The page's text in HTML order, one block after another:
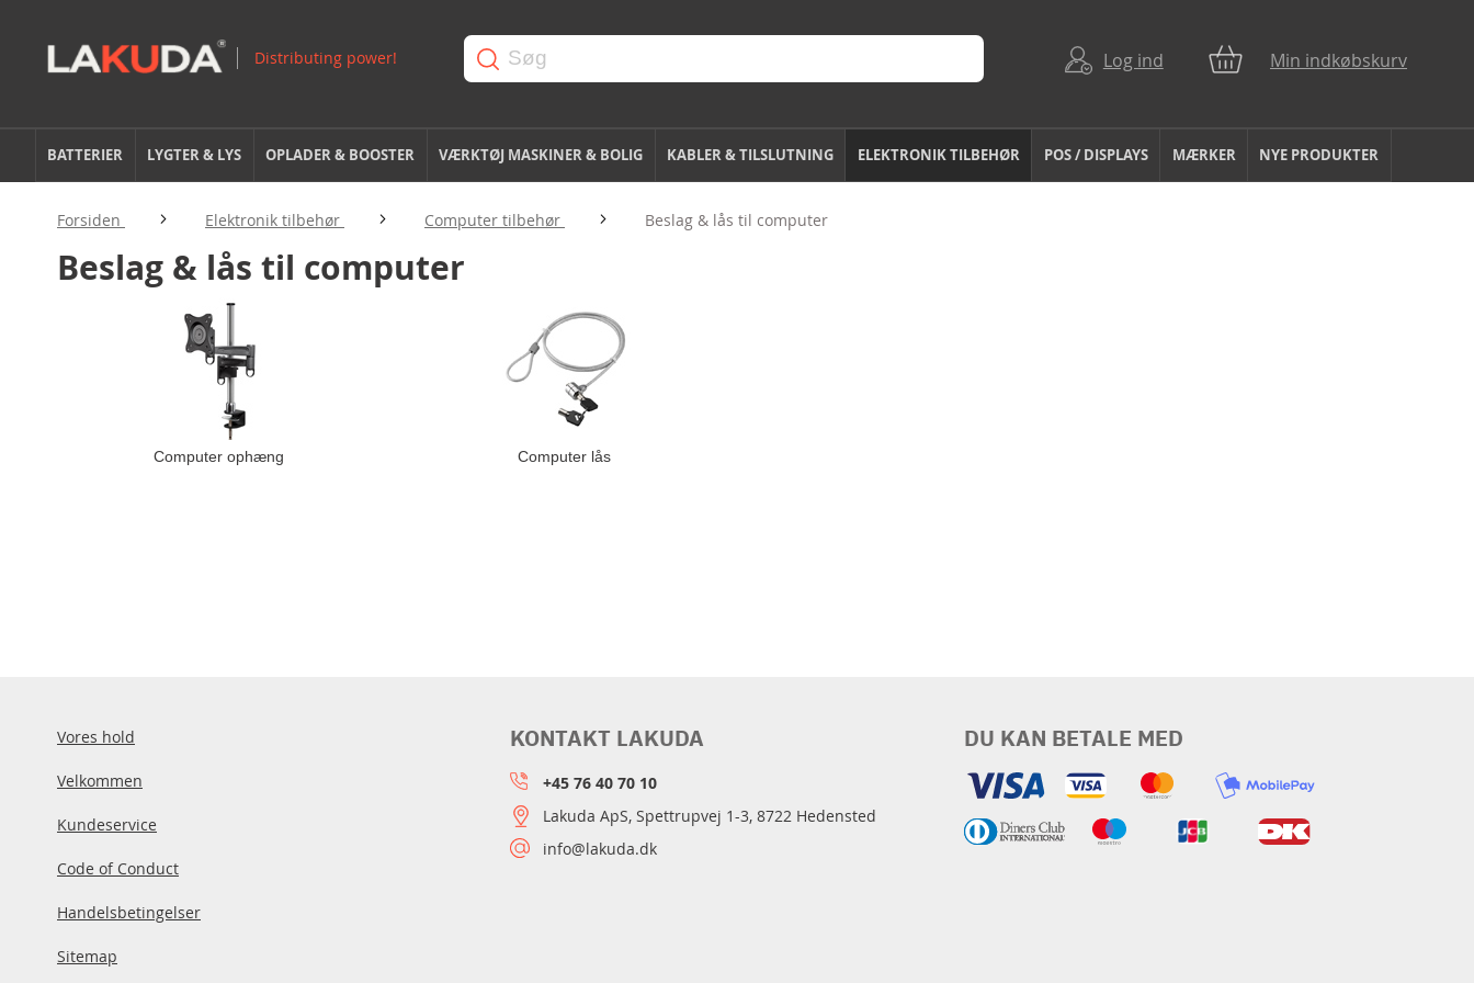
Log ind Min indkøbskurv
BATTERIER LYGTER & LYS OPLADER & BOOSTER VÆRKTØJ MASKINER & BOLIG KABLER & TILSLUTNING ELEKTRONIK TILBEHØR POS / DISPLAYS MÆRKER NYE PRODUKTER
Forsiden Elektronik tilbehør Computer tilbehør Beslag & lås til computer
Beslag & lås til computer
Computer ophæng Computer lås
Vores hold
Velkommen
Kundeservice
Code of Conduct
Handelsbetingelser
Sitemap
DU KAN BETALE MED
KONTAKT LAKUDA
+45 76 40 70 10
Lakuda ApS, Spettrupvej 1-3, 8722 Hedensted
info@lakuda.dk